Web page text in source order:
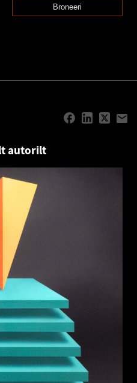
Broneeri
autorilt